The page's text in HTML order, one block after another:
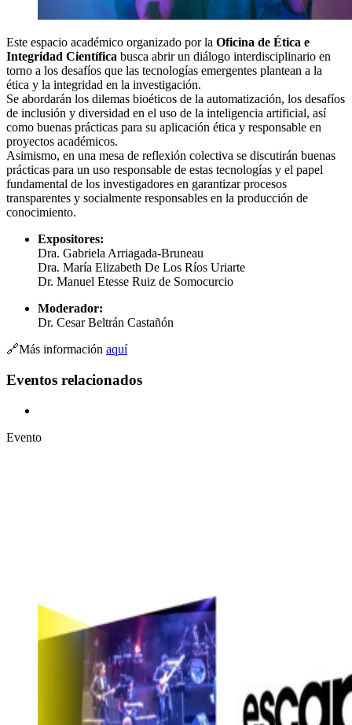
Este espacio académico organizado por la Oficina de Ética e
Integridad Científica busca abrir un diálogo interdisciplinario en
torno a los desafíos que las tecnologías emergentes plantean a la
ética y la integridad en la investigación.
Se abordarán los dilemas bioéticos de la automatización, los desafíos
de inclusión y diversidad en el uso de la inteligencia artificial, así
como buenas prácticas para su aplicación ética y responsable en
proyectos académicos.
Asimismo, en una mesa de reflexión colectiva se discutirán buenas
prácticas para un uso responsable de estas tecnologías y el papel
fundamental de los investigadores en garantizar procesos
transparentes y socialmente responsables en la producción de
conocimiento.
Expositores:
Dra. Gabriela Arriagada-Bruneau
Dra. María Elizabeth De Los Ríos Uriarte
Dr. Manuel Etesse Ruiz de Somocurcio
Moderador:
Dr. Cesar Beltrán Castañón
🔗Más información aquí
Eventos relacionados
Evento